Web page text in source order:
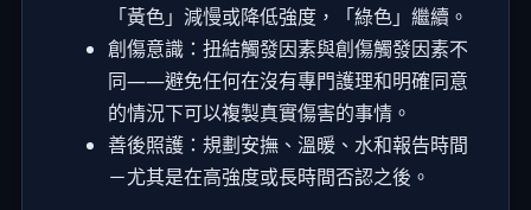
「黃色」減慢或降低強度，「綠色」繼續。
創傷意識：扭結觸發因素與創傷觸發因素不
同——避免任何在沒有專門護理和明確同意
的情況下可以複製真實傷害的事情。
善後照護：規劃安撫、溫暖、水和報告時間
－尤其是在高強度或長時間否認之後。